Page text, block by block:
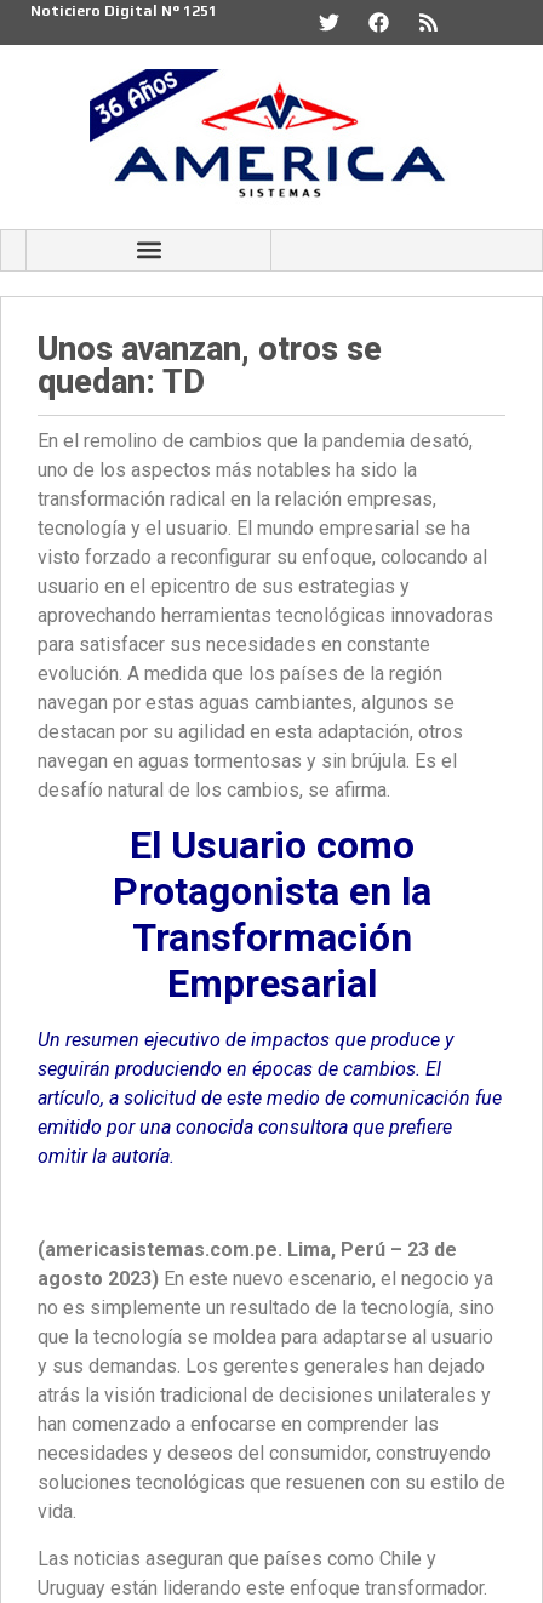
Noticiero Digital N° 1251
Unos avanzan, otros se
quedan: TD
En el remolino de cambios que la pandemia desató,
uno de los aspectos más notables ha sido la
transformación radical en la relación empresas,
tecnología y el usuario. El mundo empresarial se ha
visto forzado a reconfigurar su enfoque, colocando al
usuario en el epicentro de sus estrategias y
aprovechando herramientas tecnológicas innovadoras
para satisfacer sus necesidades en constante
evolución. A medida que los países de la región
navegan por estas aguas cambiantes, algunos se
destacan por su agilidad en esta adaptación, otros
navegan en aguas tormentosas y sin brújula. Es el
desafío natural de los cambios, se afirma.
El Usuario como
Protagonista en la
Transformación
Empresarial
Un resumen ejecutivo de impactos que produce y
seguirán produciendo en épocas de cambios. El
artículo, a solicitud de este medio de comunicación fue
emitido por una conocida consultora que prefiere
omitir la autoría.
(americasistemas.com.pe. Lima, Perú – 23 de
agosto 2023) En este nuevo escenario, el negocio ya
no es simplemente un resultado de la tecnología, sino
que la tecnología se moldea para adaptarse al usuario
y sus demandas. Los gerentes generales han dejado
atrás la visión tradicional de decisiones unilaterales y
han comenzado a enfocarse en comprender las
necesidades y deseos del consumidor, construyendo
soluciones tecnológicas que resuenen con su estilo de
vida.
Las noticias aseguran que países como Chile y
Uruguay están liderando este enfoque transformador.